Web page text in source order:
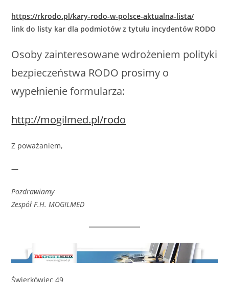
https://rkrodo.pl/kary-rodo-w-polsce-aktualna-lista/
link do listy kar dla podmiotów z tytułu incydentów RODO
Osoby zainteresowane wdrożeniem polityki
bezpieczeństwa RODO prosimy o
wypełnienie formularza:
http://mogilmed.pl/rodo
Z poważaniem,
—
Pozdrawiamy
Zespół F.H. MOGILMED
Świerkówiec 49